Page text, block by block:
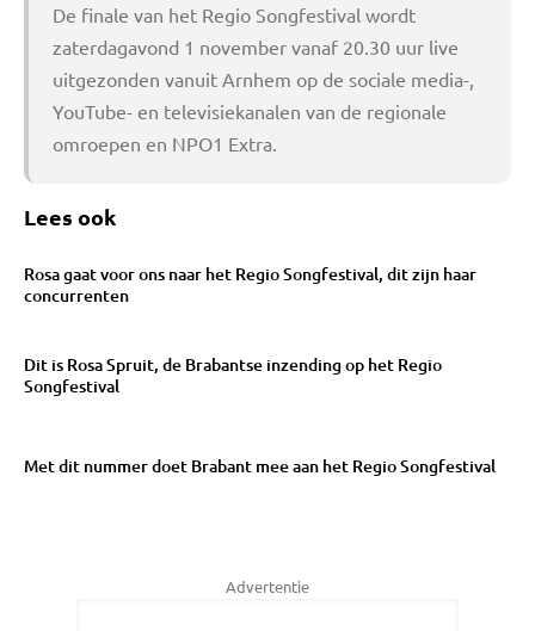
De finale van het Regio Songfestival wordt
zaterdagavond 1 november vanaf 20.30 uur live
uitgezonden vanuit Arnhem op de sociale media-,
YouTube- en televisiekanalen van de regionale
omroepen en NPO1 Extra.
Lees ook
Rosa gaat voor ons naar het Regio Songfestival, dit zijn haar
concurrenten
Dit is Rosa Spruit, de Brabantse inzending op het Regio
Songfestival
Met dit nummer doet Brabant mee aan het Regio Songfestival
Advertentie